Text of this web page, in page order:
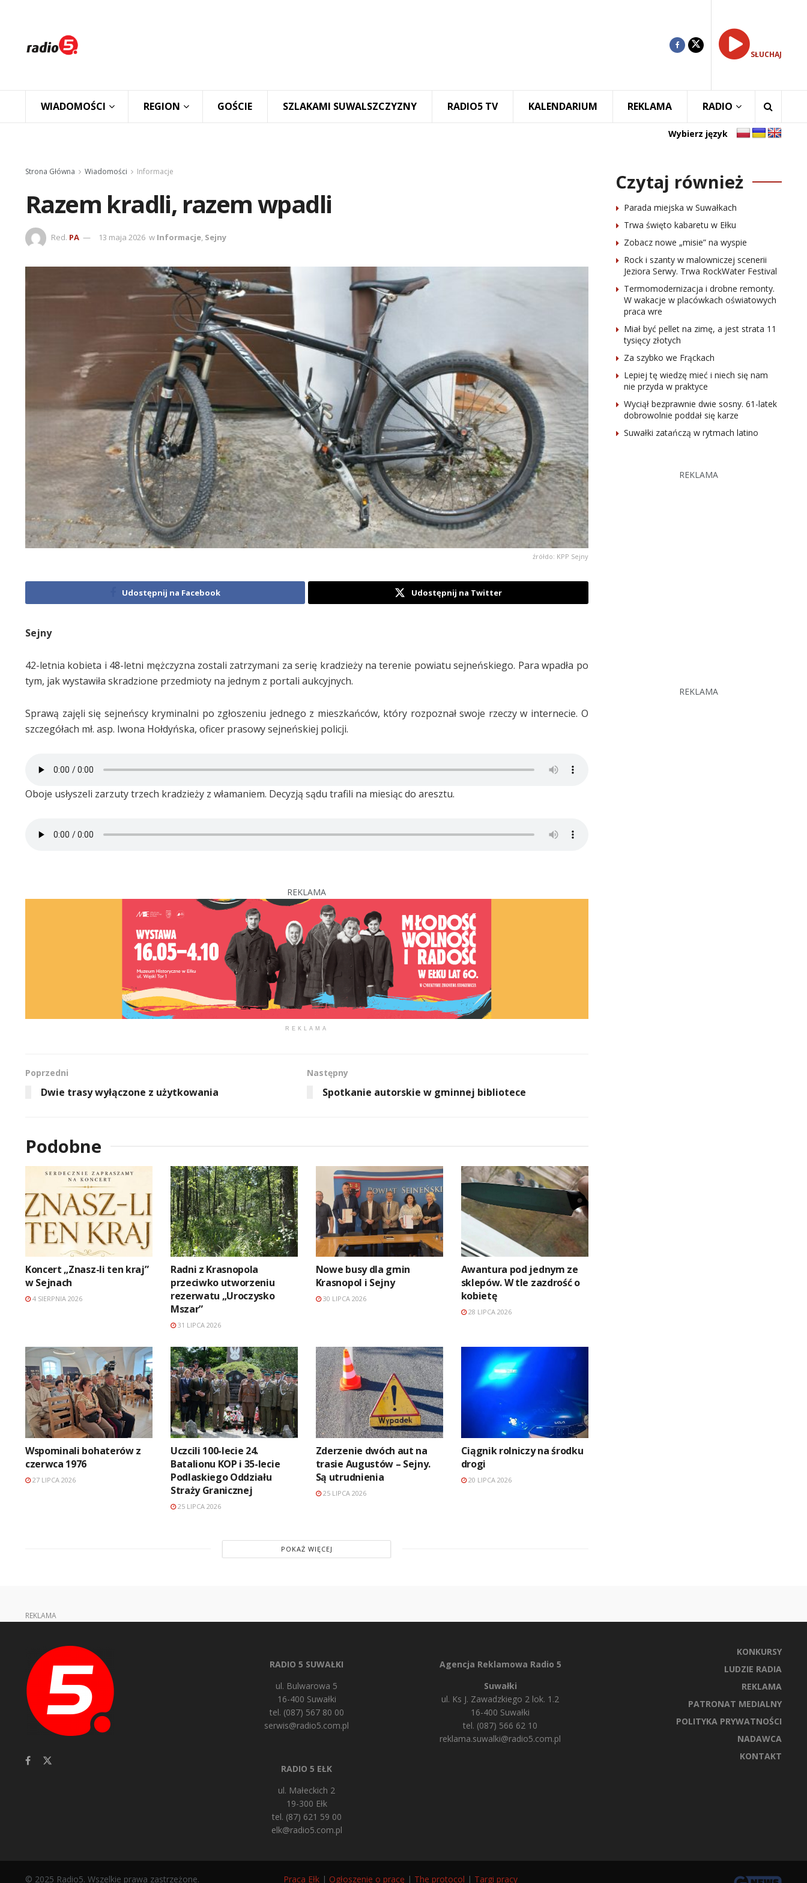
SŁUCHAJ
WIADOMOŚCI REGION GOŚCIE SZLAKAMI SUWALSZCZYZNY RADIO5 TV KALENDARIUM REKLAMA RADIO
Wybierz język
Strona Główna Wiadomości Informacje
Razem kradli, razem wpadli
Red. PA 13 maja 2026 w Informacje, Sejny
źrółdo: KPP Sejny
Udostępnij na Facebook Udostępnij na Twitter
Sejny
42-letnia kobieta i 48-letni mężczyzna zostali zatrzymani za serię kradzieży na terenie powiatu sejneńskiego. Para wpadła po
tym, jak wystawiła skradzione przedmioty na jednym z portali aukcyjnych.
Sprawą zajęli się sejneńscy kryminalni po zgłoszeniu jednego z mieszkańców, który rozpoznał swoje rzeczy w internecie. O
szczegółach mł. asp. Iwona Hołdyńska, oficer prasowy sejneńskiej policji.
Oboje usłyszeli zarzuty trzech kradzieży z włamaniem. Decyzją sądu trafili na miesiąc do aresztu.
REKLAMA
REKLAMA
Poprzedni
Dwie trasy wyłączone z użytkowania
Następny
Spotkanie autorskie w gminnej bibliotece
Podobne
Koncert „Znasz-li ten kraj”
w Sejnach
4 SIERPNIA 2026
Radni z Krasnopola
przeciwko utworzeniu
rezerwatu „Uroczysko
Mszar”
31 LIPCA 2026
Nowe busy dla gmin
Krasnopol i Sejny
30 LIPCA 2026
Awantura pod jednym ze
sklepów. W tle zazdrość o
kobietę
28 LIPCA 2026
Wspominali bohaterów z
czerwca 1976
27 LIPCA 2026
Uczcili 100-lecie 24.
Batalionu KOP i 35-lecie
Podlaskiego Oddziału
Straży Granicznej
25 LIPCA 2026
Zderzenie dwóch aut na
trasie Augustów – Sejny.
Są utrudnienia
25 LIPCA 2026
Ciągnik rolniczy na środku
drogi
20 LIPCA 2026
POKAŻ WIĘCEJ
Czytaj również
Parada miejska w Suwałkach
Trwa święto kabaretu w Ełku
Zobacz nowe „misie” na wyspie
Rock i szanty w malowniczej scenerii
Jeziora Serwy. Trwa RockWater Festival
Termomodernizacja i drobne remonty.
W wakacje w placówkach oświatowych
praca wre
Miał być pellet na zimę, a jest strata 11
tysięcy złotych
Za szybko we Frąckach
Lepiej tę wiedzę mieć i niech się nam
nie przyda w praktyce
Wyciął bezprawnie dwie sosny. 61-latek
dobrowolnie poddał się karze
Suwałki zatańczą w rytmach latino
REKLAMA
REKLAMA
REKLAMA
RADIO 5 SUWAŁKI
ul. Bulwarowa 5
16-400 Suwałki
tel. (087) 567 80 00
serwis@radio5.com.pl
RADIO 5 EŁK
ul. Małeckich 2
19-300 Ełk
tel. (87) 621 59 00
elk@radio5.com.pl
Agencja Reklamowa Radio 5
Suwałki
ul. Ks J. Zawadzkiego 2 lok. 1.2
16-400 Suwałki
tel. (087) 566 62 10
reklama.suwalki@radio5.com.pl
KONKURSY
LUDZIE RADIA
REKLAMA
PATRONAT MEDIALNY
POLITYKA PRYWATNOŚCI
NADAWCA
KONTAKT
© 2025 Radio5. Wszelkie prawa zastrzeżone. Praca Ełk | Ogłoszenie o pracę | The protocol | Targi pracy